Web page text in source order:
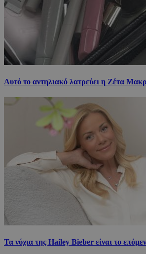
Αυτό το αντηλιακό λατρεύει η Ζέτα
Τα νύχια της Hailey Bieber είναι το